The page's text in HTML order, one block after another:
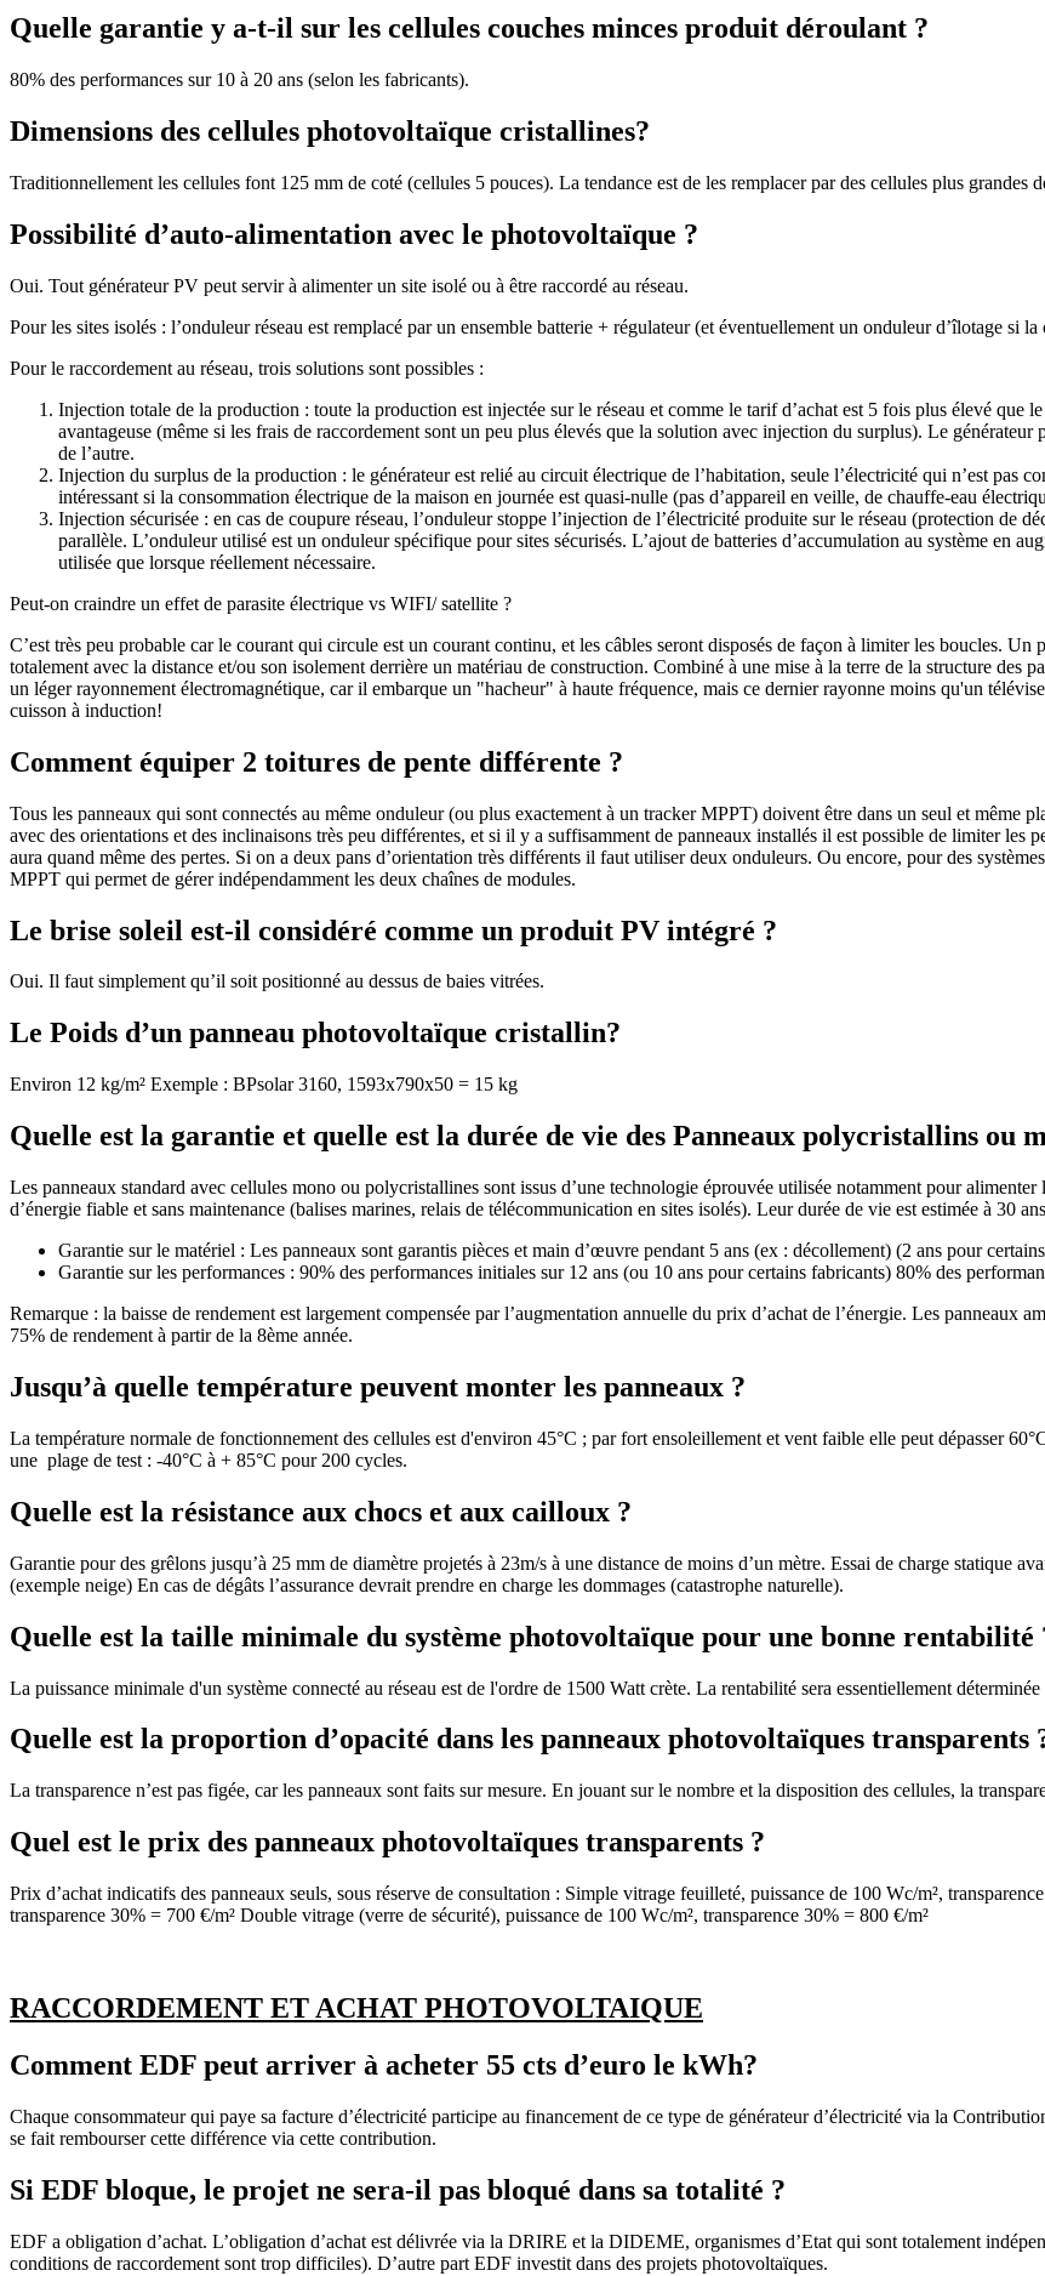
Quelle garantie y a-t-il sur les cellules couches minces produit déroulant ?
80% des performances sur 10 à 20 ans (selon les fabricants).
Dimensions des cellules photovoltaïque cristallines?
Traditionnellement les cellules font 125 mm de coté (cellules 5 pouces). La tendance est de les remplacer par des cellules plus grandes
Possibilité d’auto-alimentation avec le photovoltaïque ?
Oui. Tout générateur PV peut servir à alimenter un site isolé ou à être raccordé au réseau.
Pour les sites isolés : l’onduleur réseau est remplacé par un ensemble batterie + régulateur (et éventuellement un onduleur d’îlotage si
Pour le raccordement au réseau, trois solutions sont possibles :
Injection totale de la production : toute la production est injectée sur le réseau et comme le tarif d’achat est 5 fois plus élevé que
avantageuse (même si les frais de raccordement sont un peu plus élevés que la solution avec injection du surplus). Le
de l’autre.
Injection du surplus de la production : le générateur est relié au circuit électrique de l’habitation, seule l’électricité qui n’est pas
intéressant si la consommation électrique de la maison en journée est quasi-nulle (pas d’appareil en veille, de chauffe-eau
Injection sécurisée : en cas de coupure réseau, l’onduleur stoppe l’injection de l’électricité produite sur le réseau (protection de
parallèle. L’onduleur utilisé est un onduleur spécifique pour sites sécurisés. L’ajout de batteries d’accumulation au système en
utilisée que lorsque réellement nécessaire.
Peut-on craindre un effet de parasite électrique vs WIFI/ satellite ?
C’est très peu probable car le courant qui circule est un courant continu, et les câbles seront disposés de façon à limiter les boucles.
totalement avec la distance et/ou son isolement derrière un matériau de construction. Combiné à une mise à la terre de la structure des
un léger rayonnement électromagnétique, car il embarque un "hacheur" à haute fréquence, mais ce dernier rayonne moins qu'un
cuisson à induction!
Comment équiper 2 toitures de pente différente ?
Tous les panneaux qui sont connectés au même onduleur (ou plus exactement à un tracker MPPT) doivent être dans un seul et même
avec des orientations et des inclinaisons très peu différentes, et si il y a suffisamment de panneaux installés il est possible de limiter les
aura quand même des pertes. Si on a deux pans d’orientation très différents il faut utiliser deux onduleurs. Ou encore, pour des
MPPT qui permet de gérer indépendamment les deux chaînes de modules.
Le brise soleil est-il considéré comme un produit PV intégré ?
Oui. Il faut simplement qu’il soit positionné au dessus de baies vitrées.
Le Poids d’un panneau photovoltaïque cristallin?
Environ 12 kg/m² Exemple : BPsolar 3160, 1593x790x50 = 15 kg
Quelle est la garantie et quelle est la durée de vie des Panneaux polycristallins ou
Les panneaux standard avec cellules mono ou polycristallines sont issus d’une technologie éprouvée utilisée notamment pour alimenter
d’énergie fiable et sans maintenance (balises marines, relais de télécommunication en sites isolés). Leur durée de vie est estimée à 30
Garantie sur le matériel : Les panneaux sont garantis pièces et main d’œuvre pendant 5 ans (ex : décollement) (2 ans pour
Garantie sur les performances : 90% des performances initiales sur 12 ans (ou 10 ans pour certains fabricants) 80% des
Remarque : la baisse de rendement est largement compensée par l’augmentation annuelle du prix d’achat de l’énergie. Les panneaux
75% de rendement à partir de la 8ème année.
Jusqu’à quelle température peuvent monter les panneaux ?
La température normale de fonctionnement des cellules est d'environ 45°C ; par fort ensoleillement et vent faible elle peut dépasser
une plage de test : -40°C à + 85°C pour 200 cycles.
Quelle est la résistance aux chocs et aux cailloux ?
Garantie pour des grêlons jusqu’à 25 mm de diamètre projetés à 23m/s à une distance de moins d’un mètre. Essai de charge statique
(exemple neige) En cas de dégâts l’assurance devrait prendre en charge les dommages (catastrophe naturelle).
Quelle est la taille minimale du système photovoltaïque pour une bonne rentabilité
La puissance minimale d'un système connecté au réseau est de l'ordre de 1500 Watt crète. La rentabilité sera essentiellement
Quelle est la proportion d’opacité dans les panneaux photovoltaïques transparents
La transparence n’est pas figée, car les panneaux sont faits sur mesure. En jouant sur le nombre et la disposition des cellules, la
Quel est le prix des panneaux photovoltaïques transparents ?
Prix d’achat indicatifs des panneaux seuls, sous réserve de consultation : Simple vitrage feuilleté, puissance de 100 Wc/m²,
transparence 30% = 700 €/m² Double vitrage (verre de sécurité), puissance de 100 Wc/m², transparence 30% = 800 €/m²
RACCORDEMENT ET ACHAT PHOTOVOLTAIQUE
Comment EDF peut arriver à acheter 55 cts d’euro le kWh?
Chaque consommateur qui paye sa facture d’électricité participe au financement de ce type de générateur d’électricité via la
se fait rembourser cette différence via cette contribution.
Si EDF bloque, le projet ne sera-il pas bloqué dans sa totalité ?
EDF a obligation d’achat. L’obligation d’achat est délivrée via la DRIRE et la DIDEME, organismes d’Etat qui sont totalement
conditions de raccordement sont trop difficiles). D’autre part EDF investit dans des projets photovoltaïques.